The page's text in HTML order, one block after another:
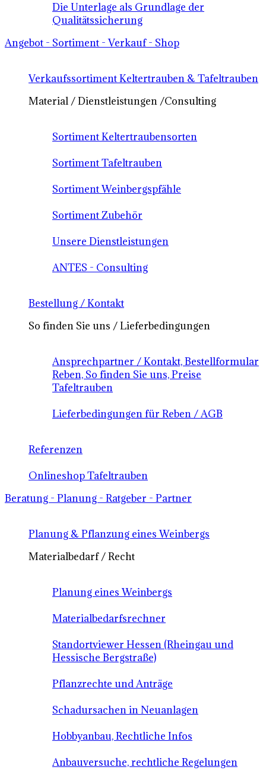
Die Unterlage als Grundlage der
Qualitätssicherung
Angebot - Sortiment - Verkauf - Shop
Verkaufssortiment Keltertrauben & Tafeltrauben
Material / Dienstleistungen /Consulting
Sortiment Keltertraubensorten
Sortiment Tafeltrauben
Sortiment Weinbergspfähle
Sortiment Zubehör
Unsere Dienstleistungen
ANTES - Consulting
Bestellung / Kontakt
So finden Sie uns / Lieferbedingungen
Ansprechpartner / Kontakt, Bestellformular
Reben, So finden Sie uns, Preise
Tafeltrauben
Lieferbedingungen für Reben / AGB
Referenzen
Onlineshop Tafeltrauben
Beratung - Planung - Ratgeber - Partner
Planung & Pflanzung eines Weinbergs
Materialbedarf / Recht
Planung eines Weinbergs
Materialbedarfsrechner
Standortviewer Hessen (Rheingau und
Hessische Bergstraße)
Pflanzrechte und Anträge
Schadursachen in Neuanlagen
Hobbyanbau, Rechtliche Infos
Anbauversuche, rechtliche Regelungen